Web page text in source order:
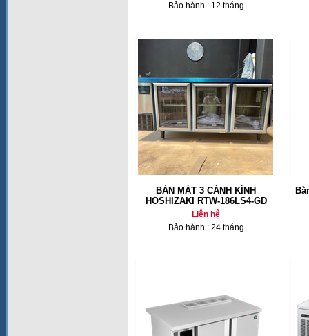
Bảo hành : 12 tháng
BÀN MÁT 3 CÁNH KÍNH
HOSHIZAKI RTW-186LS4-GD
Liên hệ
Bảo hành : 24 tháng